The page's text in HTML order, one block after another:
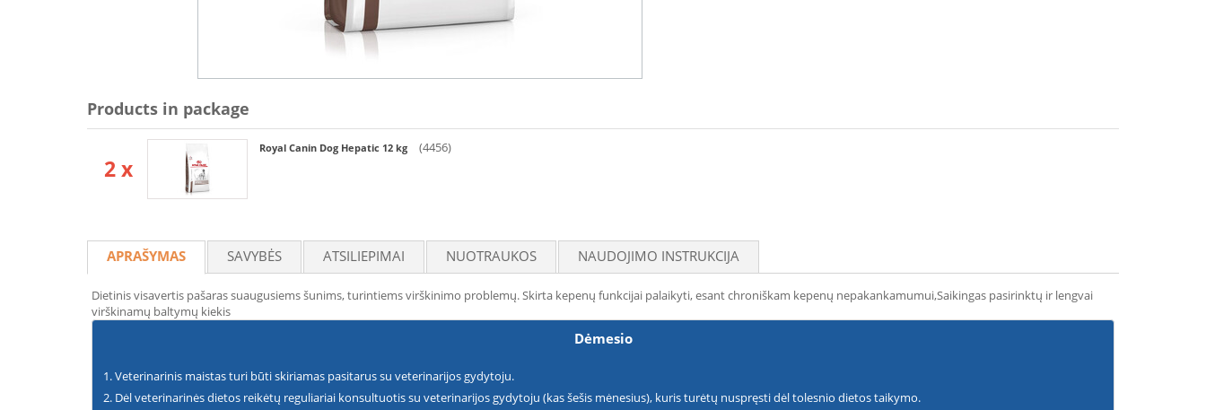
Products in package
2 x
Royal Canin Dog Hepatic 12 kg (4456)
APRAŠYMAS SAVYBĖS ATSILIEPIMAI NUOTRAUKOS NAUDOJIMO INSTRUKCIJA
Dietinis visavertis pašaras suaugusiems šunims, turintiems virškinimo problemų. Skirta kepenų funkcijai palaikyti, esant chroniškam kepenų nepakankamumui,Saikingas pasirinktų ir lengvai
virškinamų baltymų kiekis
Dėmesio
Veterinarinis maistas turi būti skiriamas pasitarus su veterinarijos gydytoju.
Dėl veterinarinės dietos reikėtų reguliariai konsultuotis su veterinarijos gydytoju (kas šešis mėnesius), kuris turėtų nuspręsti dėl tolesnio dietos taikymo.